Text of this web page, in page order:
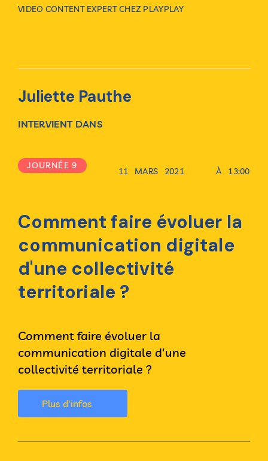
VIDEO CONTENT EXPERT CHEZ PLAYPLAY
Juliette Pauthe
INTERVIENT DANS
JOURNÉE 9
11 MARS 2021 À 13:00
Comment faire évoluer la
communication digitale
d'une collectivité
territoriale ?
Comment faire évoluer la
communication digitale d'une
collectivité territoriale ?
Plus d'infos